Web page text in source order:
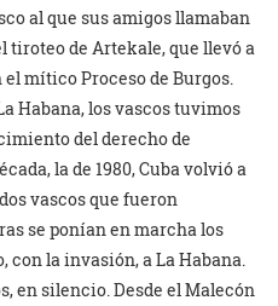
al que sus amigos llamaban
tiroteo de Artekale, que llevó a
mítico Proceso de Burgos.
Habana, los vascos tuvimos
del derecho de
la de 1980, Cuba volvió a
vascos que fueron
se ponían en marcha los
con la invasión, a La Habana.
en silencio. Desde el Malecón